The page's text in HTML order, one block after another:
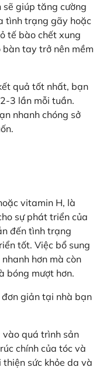
sẽ giúp tăng cường
tình trạng gãy hoặc
tế bào chết xung
tay trở nên mềm
quả tốt nhất, bạn
3 lần mỗi tuần.
nhanh chóng sở
vitamin H, là
sự phát triển của
đến tình trạng
tốt. Việc bổ sung
hơn mà còn
bóng mượt hơn.
quá trình sản
chính của tóc và
sức khỏe da và